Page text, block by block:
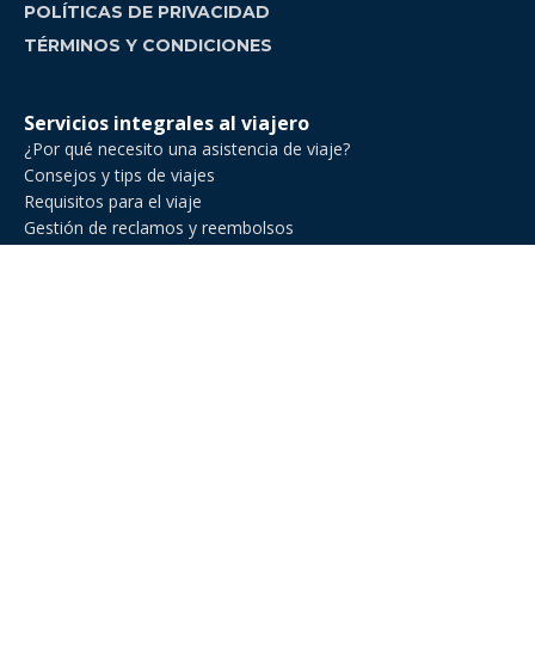
POLÍTICAS DE PRIVACIDAD
TÉRMINOS Y CONDICIONES
Servicios integrales al viajero
¿Por qué necesito una asistencia de viaje?
Consejos y tips de viajes
Requisitos para el viaje
Gestión de reclamos y reembolsos